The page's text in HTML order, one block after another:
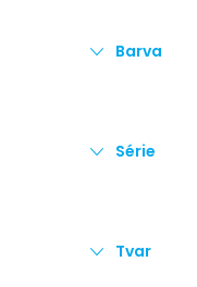
l
Barva
Série
Tvar